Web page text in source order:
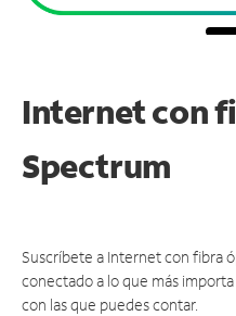
Internet con
Spectrum
Suscríbete a Internet con fibra
conectado a lo que más
con las que puedes contar.